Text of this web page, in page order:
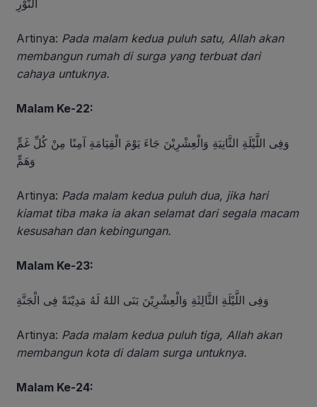
النُّوْرِ
Artinya: Pada malam kedua puluh satu, Allah akan
membangun rumah di surga yang terbuat dari
cahaya untuknya.
Malam Ke-22:
وَفِى اللَّيْلَةِ الثَّانِيَةِ وَالْعِشْرِيْنَ جَاءَ يَوْمَ الْقِيَامَةِ آمِنًا مِنْ كُلِّ غَمٍّ
وَهَمٍّ
Artinya: Pada malam kedua puluh dua, jika hari
kiamat tiba maka ia akan selamat dari segala macam
kesusahan dan kebingungan.
Malam Ke-23:
وَفِى اللَّيْلَةِ الثَّالِثَةِ وَالْعِشْرِيْنَ بَنَى اللهُ لَهُ مَدِيْنَةً فِى الْجَنَّةِ
Artinya: Pada malam kedua puluh tiga, Allah akan
membangun kota di dalam surga untuknya.
Malam Ke-24: